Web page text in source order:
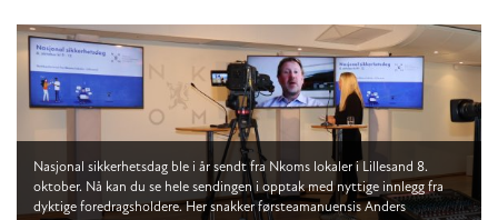
Nasjonal sikkerhetsdag ble i år sendt fra Nkoms lokaler i Lillesand 8.
oktober. Nå kan du se hele sendingen i opptak med nyttige innlegg fra
dyktige foredragsholdere. Her snakker førsteamanuensis Anders